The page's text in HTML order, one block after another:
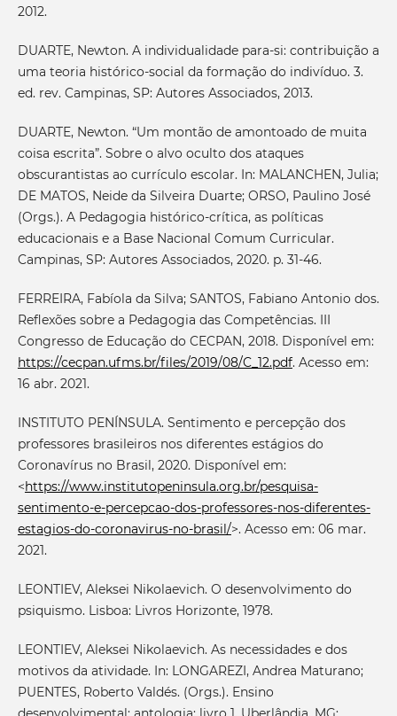
2012.
DUARTE, Newton. A individualidade para-si: contribuição a
uma teoria histórico-social da formação do indivíduo. 3.
ed. rev. Campinas, SP: Autores Associados, 2013.
DUARTE, Newton. “Um montão de amontoado de muita
coisa escrita”. Sobre o alvo oculto dos ataques
obscurantistas ao currículo escolar. In: MALANCHEN, Julia;
DE MATOS, Neide da Silveira Duarte; ORSO, Paulino José
(Orgs.). A Pedagogia histórico-crítica, as políticas
educacionais e a Base Nacional Comum Curricular.
Campinas, SP: Autores Associados, 2020. p. 31-46.
FERREIRA, Fabíola da Silva; SANTOS, Fabiano Antonio dos.
Reflexões sobre a Pedagogia das Competências. III
Congresso de Educação do CECPAN, 2018. Disponível em:
https://cecpan.ufms.br/files/2019/08/C_12.pdf. Acesso em:
16 abr. 2021.
INSTITUTO PENÍNSULA. Sentimento e percepção dos
professores brasileiros nos diferentes estágios do
Coronavírus no Brasil, 2020. Disponível em:
<https://www.institutopeninsula.org.br/pesquisa-
sentimento-e-percepcao-dos-professores-nos-diferentes-
estagios-do-coronavirus-no-brasil/>. Acesso em: 06 mar.
2021.
LEONTIEV, Aleksei Nikolaevich. O desenvolvimento do
psiquismo. Lisboa: Livros Horizonte, 1978.
LEONTIEV, Aleksei Nikolaevich. As necessidades e dos
motivos da atividade. In: LONGAREZI, Andrea Maturano;
PUENTES, Roberto Valdés. (Orgs.). Ensino